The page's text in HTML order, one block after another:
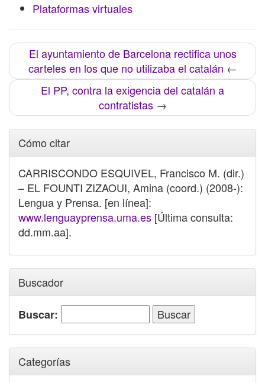
Plataformas virtuales
El ayuntamiento de Barcelona rectifica unos
carteles en los que no utilizaba el catalán ←
El PP, contra la exigencia del catalán a
contratistas→
Cómo citar
CARRISCONDO ESQUIVEL, Francisco M. (dir.)
– EL FOUNTI ZIZAOUI, Amina (coord.) (2008-):
Lengua y Prensa. [en línea]:
www.lenguayprensa.uma.es [Última consulta:
dd.mm.aa].
Buscador
Buscar:
Categorías